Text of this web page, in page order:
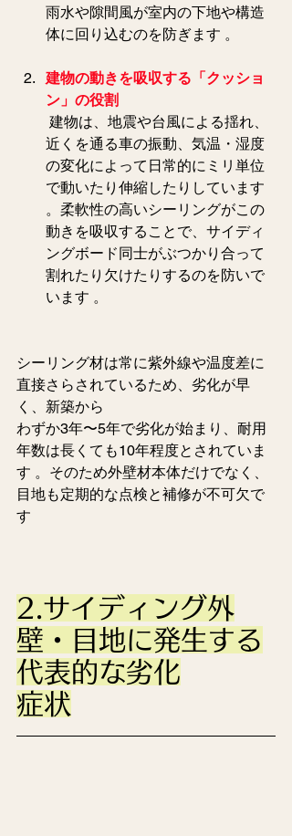
雨水や隙間風が室内の下地や構造
体に回り込むのを防ぎます 。
建物の動きを吸収する「クッショ
ン」の役割
建物は、地震や台風による揺れ、
近くを通る車の振動、気温・湿度
の変化によって日常的にミリ単位
で動いたり伸縮したりしています
。柔軟性の高いシーリングがこの
動きを吸収することで、サイディ
ングボード同士がぶつかり合って
割れたり欠けたりするのを防いで
います 。
シーリング材は常に紫外線や温度差に
直接さらされているため、劣化が早
く、 新築から
わずか3年〜5年で劣化が始まり、耐用
年数は長くても10年程度とされていま
す 。そのため外壁材本体だけでなく、
目地も定期的な点検と補修が不可欠で
す
2.サイディング外
壁・目地に発生する
代表的な劣化
症状